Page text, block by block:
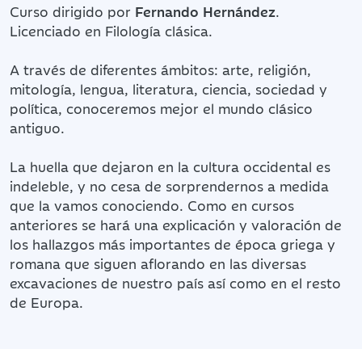
Curso dirigido por Fernando Hernández.
Licenciado en Filología clásica.
A través de diferentes ámbitos: arte, religión,
mitología, lengua, literatura, ciencia, sociedad y
política, conoceremos mejor el mundo clásico
antiguo.
La huella que dejaron en la cultura occidental es
indeleble, y no cesa de sorprendernos a medida
que la vamos conociendo. Como en cursos
anteriores se hará una explicación y valoración de
los hallazgos más importantes de época griega y
romana que siguen aflorando en las diversas
excavaciones de nuestro país así como en el resto
de Europa.